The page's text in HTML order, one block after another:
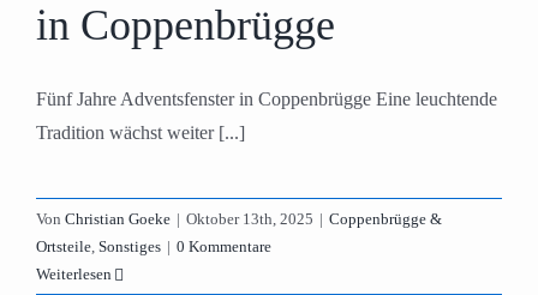
in Coppenbrügge
Fünf Jahre Adventsfenster in Coppenbrügge Eine leuchtende
Tradition wächst weiter [...]
Von Christian Goeke | Oktober 13th, 2025 | Coppenbrügge &
Ortsteile, Sonstiges | 0 Kommentare
Weiterlesen